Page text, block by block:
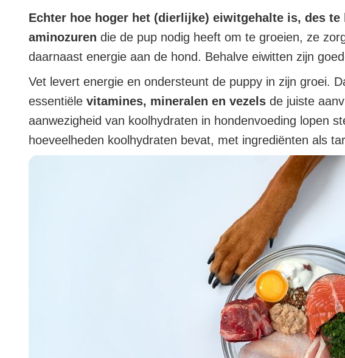
Echter hoe hoger het (dierlijke) eiwitgehalte is, des
aminozuren die de pup nodig heeft om te groeien, ze
daarnaast energie aan de hond. Behalve eiwitten zijn
Vet levert energie en ondersteunt de puppy in zijn groei.
essentiële vitamines, mineralen en vezels de juiste
aanwezigheid van koolhydraten in hondenvoeding lopen
hoeveelheden koolhydraten bevat, met ingrediënten als